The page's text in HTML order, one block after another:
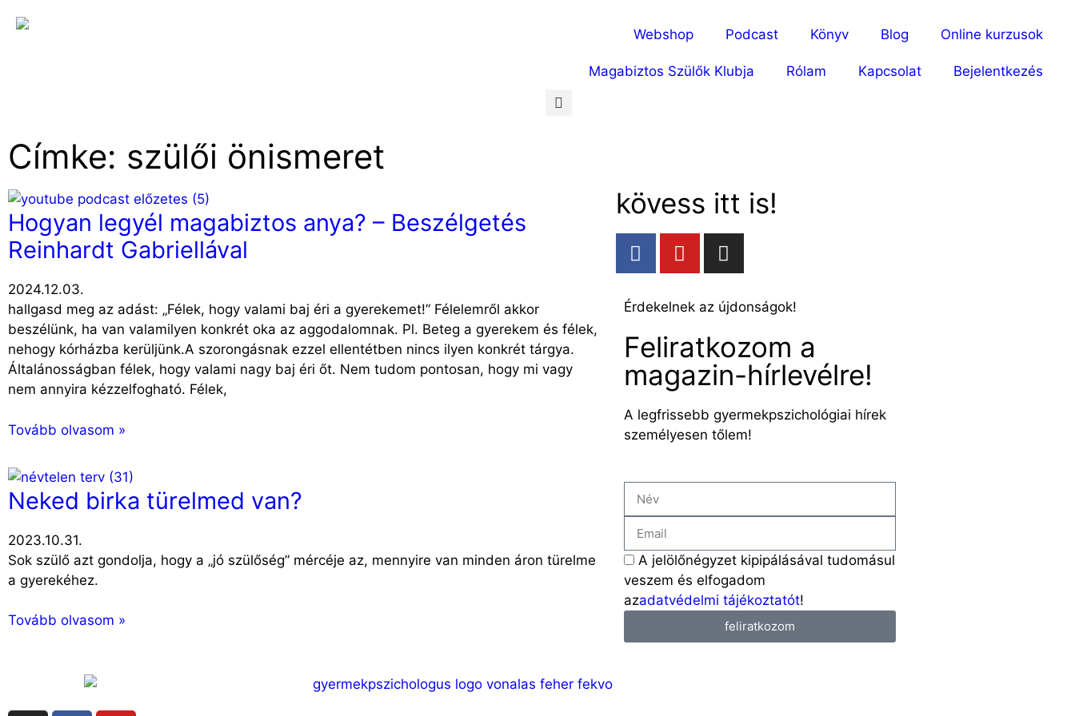
Webshop Podcast Könyv Blog Online kurzusok
Magabiztos Szülők Klubja Rólam Kapcsolat Bejelentkezés
Címke: szülői önismeret
Hogyan legyél magabiztos anya? – Beszélgetés
Reinhardt Gabriellával
2024.12.03.
hallgasd meg az adást: „Félek, hogy valami baj éri a gyerekemet!” Félelemről akkor
beszélünk, ha van valamilyen konkrét oka az aggodalomnak. Pl. Beteg a gyerekem és félek,
nehogy kórházba kerüljünk.A szorongásnak ezzel ellentétben nincs ilyen konkrét tárgya.
Általánosságban félek, hogy valami nagy baj éri őt. Nem tudom pontosan, hogy mi vagy
nem annyira kézzelfogható. Félek,
Tovább olvasom »
Neked birka türelmed van?
2023.10.31.
Sok szülő azt gondolja, hogy a „jó szülőség” mércéje az, mennyire van minden áron türelme
a gyerekéhez.
Tovább olvasom »
kövess itt is!
Érdekelnek az újdonságok!
Feliratkozom a
magazin-hírlevélre!
A legfrissebb gyermekpszichológiai hírek
személyesen tőlem!
A jelölőnégyzet kipipálásával tudomásul
veszem és elfogadom
azadatvédelmi tájékoztatót!
feliratkozom